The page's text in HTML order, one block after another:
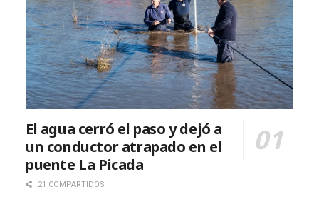
El agua cerró el paso y dejó a
un conductor atrapado en el
puente La Picada
21 COMPARTIDOS